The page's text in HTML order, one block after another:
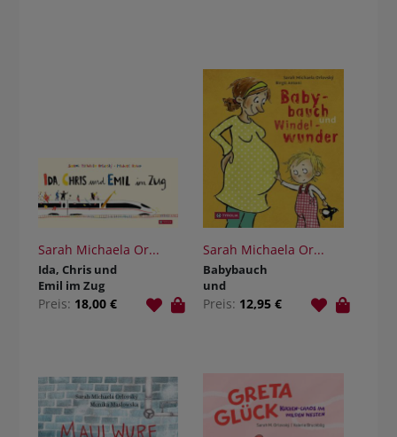
Sarah Michaela Or...
Ida, Chris und
Emil im Zug
Preis: 18,00 €
Sarah Michaela Or...
Babybauch
und
Windelwunder
Preis: 12,95 €